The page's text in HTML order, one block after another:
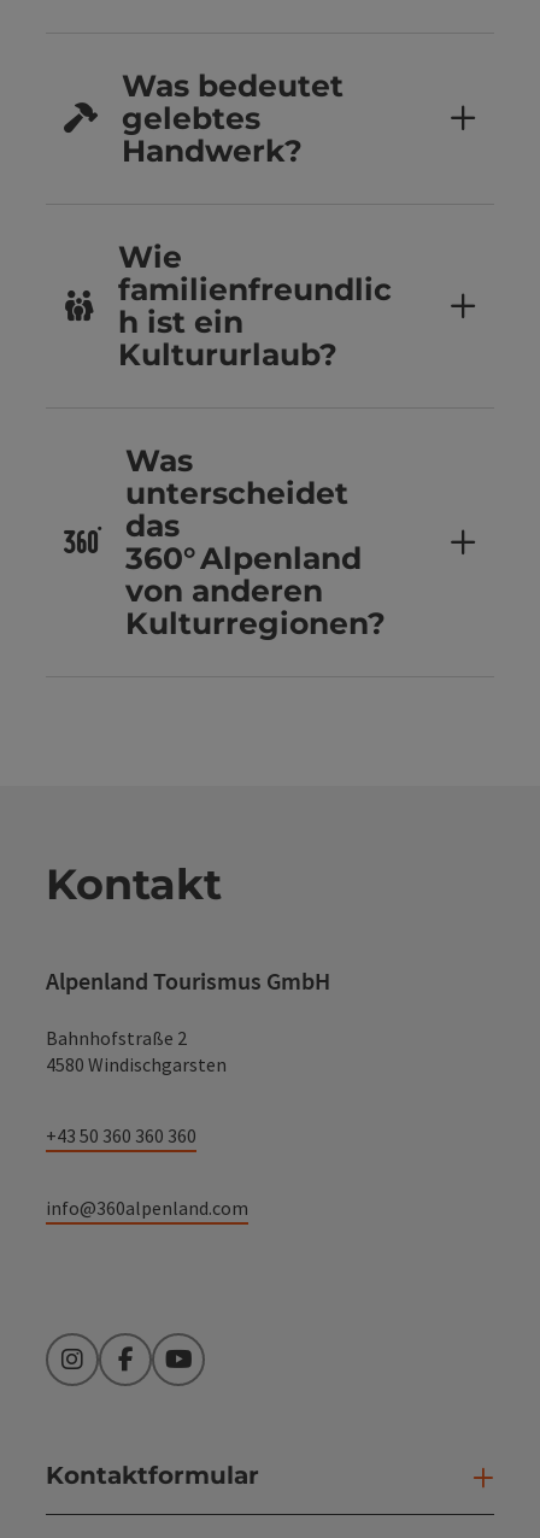
Was bedeutet
gelebtes
Handwerk?
Wie
familienfreundlic
h ist ein
Kultururlaub?
Was
unterscheidet
das
360° Alpenland
von anderen
Kulturregionen?
Kontakt
Alpenland Tourismus GmbH
Bahnhofstraße 2
4580 Windischgarsten
+43 50 360 360 360
info@360alpenland.com
InstagramFacebookYouTube
Kontaktformular